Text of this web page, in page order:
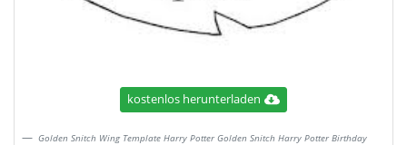
kostenlos herunterladen
Golden Snitch Wing Template Harry Potter Golden Snitch Harry Potter Birthday